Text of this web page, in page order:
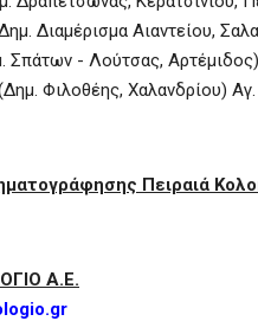
Διαμέρισμα Αιαντείου,
Σπάτων - Λούτσας,
Φιλοθέης, Χαλανδρίου)
Πειραιά
Α.Ε.